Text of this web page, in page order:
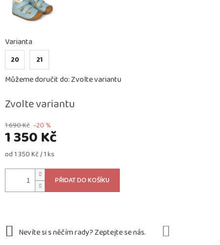
1 690 Kč –20 %
1 350 Kč
Měrná
od 1 350 Kč / 1 ks
Zvolte variantu
Varianta
20 21
Můžeme doručit do:Zvolte variantu
PŘIDAT DO KOŠÍKU